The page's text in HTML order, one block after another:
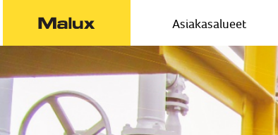
Asiakasalueet